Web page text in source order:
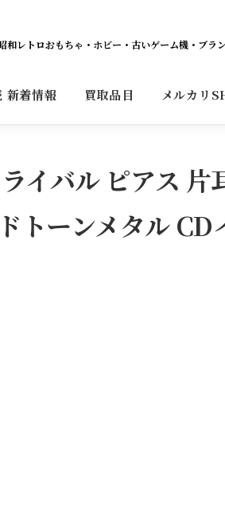
レトロおもちゃ・ホビー・古いゲーム機・ブラ
新着情報 買取品目 メルカリ
イバル ピアス 片
トーンメタル CD